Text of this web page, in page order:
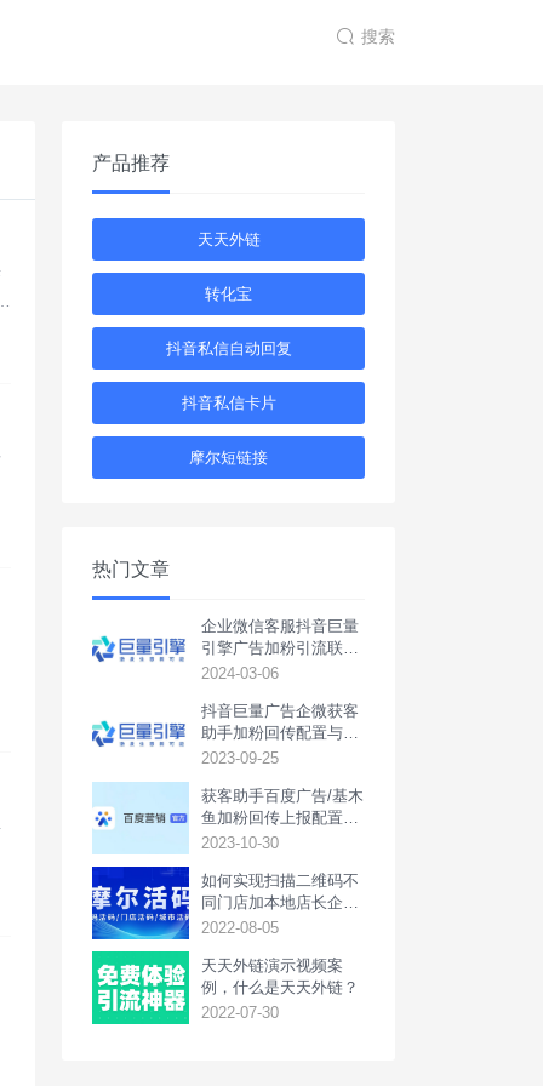
搜索
产品推荐
天天外链
转化宝
抖音私信自动回复
抖音私信卡片
摩尔短链接
热门文章
企业微信客服抖音巨量
引擎广告加粉引流联调
回传配置教程
2024-03-06
抖音巨量广告企微获客
助手加粉回传配置与联
调教程
2023-09-25
获客助手百度广告/基木
鱼加粉回传上报配置教
程
2023-10-30
如何实现扫描二维码不
同门店加本地店长企业
微信或本地活动群
2022-08-05
天天外链演示视频案
例，什么是天天外链？
2022-07-30